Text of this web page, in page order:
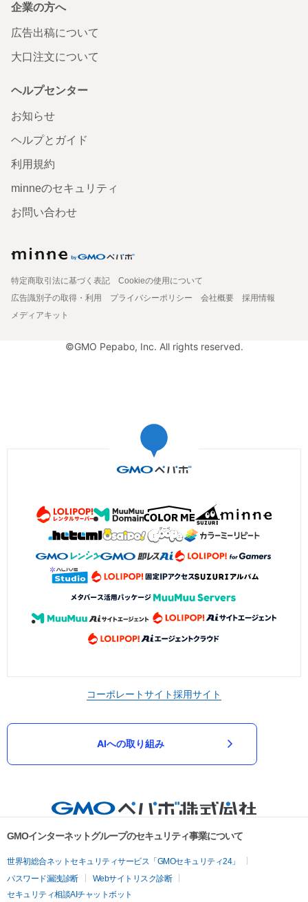
企業の方へ
広告出稿について
大口注文について
ヘルプセンター
お知らせ
ヘルプとガイド
利用規約
minneのセキュリティ
お問い合わせ
特定商取引法に基づく表記
Cookieの使用について
広告識別子の取得・利用
プライバシーポリシー 会社概要
採用情報
メディアキット
©GMO Pepabo, Inc. All rights reserved.
コーポレートサイト採用サイト
AIへの取り組み
GMOインターネットグループのセキュリティ事業について
世界初総合ネットセキュリティサービス「GMOセキュリティ24」
パスワード漏洩診断
Webサイトリスク診断
セキュリティ相談AIチャットボット